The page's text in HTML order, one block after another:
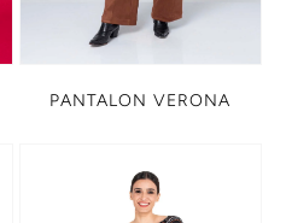
PANTALON VERONA